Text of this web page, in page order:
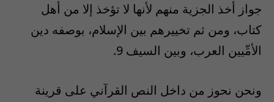
جواز أخذ الجزية منهم لأنها لا تؤخذ إلا من أهل
كتاب، ومن ثم تخييرهم بين الإسلام، بوصفه دين
الأمِّيين العرب، وبين السيف 9.
ونحن نحوز من داخل النص القرآني على قرينة